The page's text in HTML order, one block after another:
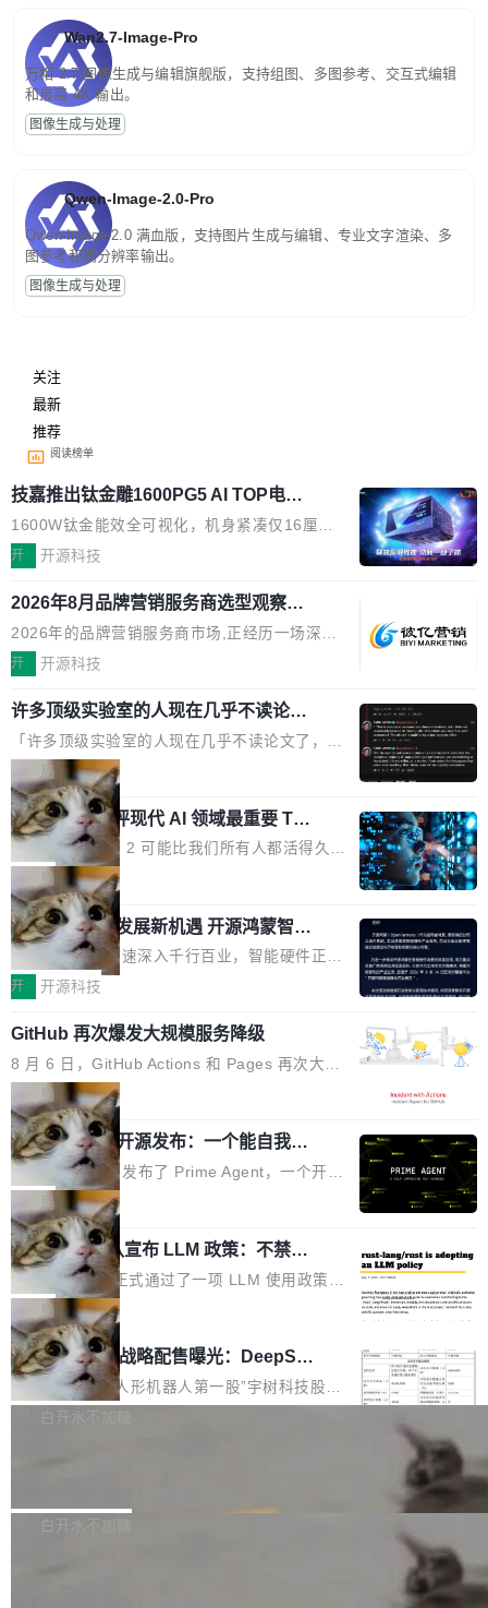
Wan2.7-Image-Pro
万相 2.7 图像生成与编辑旗舰版，支持组图、多图参考、交互式编辑
和最高 4K 输出。
图像生成与处理
Qwen-Image-2.0-Pro
Qwen-Image-2.0 满血版，支持图片生成与编辑、专业文字渲染、多
图参考和高分辨率输出。
图像生成与处理
关注
最新
推荐
阅读榜单
技嘉推出钛金雕1600PG5 AI TOP电
源：为发烧级主机与本地AI算力打造旗
舰供电方案
1600W钛金能效全可视化，机身紧凑仅16厘米
继2026台北电脑展首度亮相后，技嘉科技近日正
电源专为发烧级DIY主机与本地AI算力平台打
造，整机长度仅16厘米，提供1600W额定功率
与80PLUS钛金能效；支持ATX 3.1与PCIe 5.1
实时LCD监控屏，可充分满足当下高阶PC主机
的严苛使用需求。 澎湃功率，紧凑机身 钛金雕1
600PG5 AI TOP具备强悍输出功率，同时实现
机身尺寸大幅精简。整机长度仅16厘米，属于同
功率段机身尺寸十分紧凑的1600W电源产品。小
巧机身有效提升市面主流标准A...
开 开源科技
2026年8月品牌营销服务商选型观察：
从流量思维到品牌资产思维的范式转移
2026年的品牌营销服务商市场,正经历一场深刻
的价值重构。全球全案品牌代理机构市场从2025
复合增长率达5.44%,预计2032年将突破120亿美
元。数字广告与公共关系相关服务市场更是从20
25年的8463亿美元扩张至2026年的8763亿美
元。数字的背后是一个清晰的事实——品牌对专
业化营销服务的需求从未如此迫切。 但市场扩容
的同时,服务商的竞争逻辑正在改变。2026年Top
Agency年度合辑的观察指出,“产品”这个离消费
者最近的载体,在整个品牌营销层面的权重显著变
高了。全域营销服务商的竞争正在从规模转向深
度,案例厚度、全域覆盖、多线协同...
开 开源科技
许多顶级实验室的人现在几乎不读论文
了
「许多顶级实验室的人现在几乎不读论文了，而
且他们认为 ICLR/ICML/NeurIPS 充斥着大量过
度宣传和欺诈。」 OpenAI 研究员 Keller Jorda
n 这条推文引发了广泛讨论。他不是在说风凉
话，他是说出了一个圈内人尽皆知但很少公开捅
破的事实。 Jordan 随后补充了一句软化声明：
「我不认为这些会议上大部分论文都在过度宣传
或造假。问题是，作为读者，如果你筛选出那些
看起来最令人兴奋的论文，那它们大部分都是过
度宣传的。」 这才是真正的痛点。不是所有论文
都有问题，是最吸引眼球的那批论文最有问题。
他引用的帖子来自 Mathew Shen，一位 ICLR 2
026 的读者：「看了篇 ...
局
xAI 前工程师评现代 AI 领域最重要 Top
3 开源项目
Flash Attention 2 可能比我们所有人都活得久。
这句话不是来自某个技术博客，而是出自 Hieu
Pham 的一条推文。Hieu Pham 是谁？他是 xAI
的早期工程师之一，在 Grok 训练基础设施团队
工作过。近日他在 X 上发了一条帖子，列出了他
认为现代 AI 领域最重要的三个开源项目。 第一
理由很具体。FA 系列不需要解释，但 FA2 是他
认为最重要的一个——复杂度恰到好处，刚好能
驱动你去学 CuTe，但还没被那些"邪恶的" Hopp
er++ 优化所淹没，足够容易修改和适配。 更关
键的是 FA2 的持久性...
局
共商智能硬件发展新机遇 开源鸿蒙智能
硬件开发者日杭州站即将举行
随着万物智联加速深入千行百业，智能硬件正从
单点设备迈向智能化、网联化、协同化发展。作
鸿蒙通过统一技术底座和分布式能力，为不同类
型智能设备的开发、连接与互联提供关键支撑，
也为产业链企业探索产品创新与商业增长打开新
的空间。 8月14日，开源鸿蒙智能硬件开发者日
（OHDD：OpenHarmony Hardware Develope
r Day）将在杭州启航。活动面向智能硬件产业
链企业和开发者，邀请行业专家与资深技术顾
问，围绕开源鸿蒙技术能力、设备适配、芯片适
配、功耗与稳定性调优、兼容性测评及统一互联
等内容展开系统讲解和实战交流，帮助企业进一
步了解开源鸿蒙在智能...
开 开源科技
GitHub 再次爆发大规模服务降级
8 月 6 日，GitHub Actions 和 Pages 再次大规
模服务降级，Actions 完全不可用超过 5 小时，
webhook 停发，连自托管 runner 也因调度层故
障无法工作。Pages、Copilot code review、C
opilot coding agent 全部受影响。从检测到完全
恢复，大约 12 小时。 这是 2026 年 8 月的第六
起事故，其中四起与 AI/Copilot 服务相关。 Git
Hub 员工 kdaigle 在 HN 讨论中贴出了一组数
据：2025 年全年 10 亿次 commit。现在，每周
2.75 亿次，全年预计 140 亿次。GitHub...
局
Prime Agent 开源发布：一个能自我改
进的编程 Agent，ARC-AGI 3 超越人类
专家基线
Prime Intellect 发布了 Prime Agent，一个开源
的编程 Agent Harness，核心设计围绕两个抽
象：Recursive Language Model（RLM）和 C
ontinual Harness。在 ARC-AGI 3 基准测试
上，Prime Agent + Opus 5 的组合达到了 95.
5% RHAE Best@1，超过了 ARC 报告的人类专
家基线 95.4%。 不是又一个 coding agent 包装
器 Prime Agent 的架构和市面上大多数 coding
agent 有本质区别。大多数 agent harness 的设
计是基于早期模型的能力—...
局
Rust 项目团队宣布 LLM 政策：不禁
止，但你要承认哪些代码不是你写的
Rust 语言项目正式通过了一项 LLM 使用政策，
覆盖 rust-lang/rust 单一仓库的代码贡献。这不
是项目级别的官方立场，目前由五个团队采纳，
但它可能是主流开源项目中关于 AI 辅助贡献最
细致的一份规则。 政策的核心只有一句话：LLM
可以用来分析、提炼、审阅、建议，但不能用来
不得生成涉及安全性的关键变更，除非作者本身
局
宇树科技 IPO 战略配售曝光：DeepSe
ek 获配 93.3 万股，锁定 36 个月
8月6日晚间，“人形机器人第一股”宇树科技股份
有限公司披露IPO发行价格及战略配售结果，杭
36个月。 公告显示，本次宇树科技战略配售对
白开水不加糖
Bug fixes and enhancements 修复多次传递同
白开水不加糖